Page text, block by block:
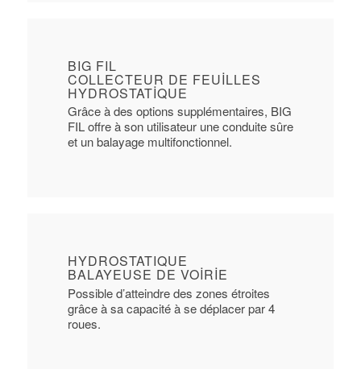
BIG FIL
COLLECTEUR DE FEUILLES
HYDROSTATIQUE
Grâce à des options supplémentaires, BIG
FIL offre à son utilisateur une conduite sûre
et un balayage multifonctionnel.
HYDROSTATIQUE
BALAYEUSE DE VOIRIE
Possible d’atteindre des zones étroites
grâce à sa capacité à se déplacer par 4
roues.